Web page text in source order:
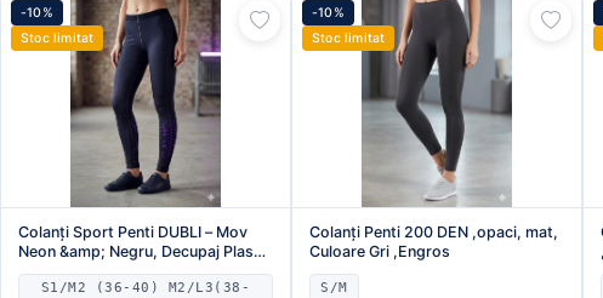
-10%
Stoc limitat
Colanți Sport Penti DUBLI – Mov
Neon &amp; Negru, Decupaj Plasă
în Romburi,Engros
S1/M2 (36-40) M2/L3(38-
-10%
Stoc limitat
Colanți Penti 200 DEN ,opaci, mat,
Culoare Gri ,Engros
S/M